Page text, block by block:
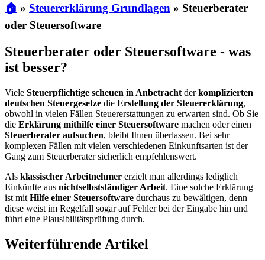
🏠 » Steuererklärung Grundlagen » Steuerberater
oder Steuersoftware
Steuerberater oder Steuersoftware - was
ist besser?
Viele Steuerpflichtige scheuen in Anbetracht derkomplizierten
deutschen Steuergesetze die Erstellung der Steuererklärung,
obwohl in vielen Fällen Steuererstattungen zu erwarten sind. Ob Sie
die Erklärung mithilfe einer Steuersoftware machen oder einen
Steuerberater aufsuchen, bleibt Ihnen überlassen. Bei sehr
komplexen Fällen mit vielen verschiedenen Einkunftsarten ist der
Gang zum Steuerberater sicherlich empfehlenswert.
Als klassischer Arbeitnehmer erzielt man allerdings lediglich
Einkünfte aus nichtselbstständiger Arbeit. Eine solche Erklärung
ist mit Hilfe einer Steuersoftware durchaus zu bewältigen, denn
diese weist im Regelfall sogar auf Fehler bei der Eingabe hin und
führt eine Plausibilitätsprüfung durch.
Weiterführende Artikel